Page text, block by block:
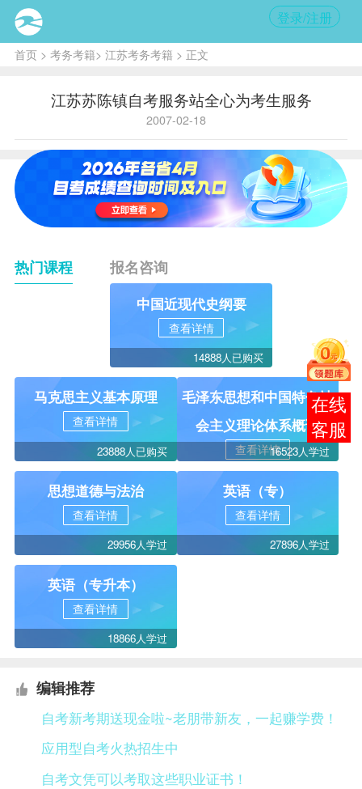
登录/注册
首页> 考务考籍> 江苏考务考籍 > 正文
江苏苏陈镇自考服务站全心为考生服务
2007-02-18
热门课程 报名咨询
中国近现代史纲要
查看详情
14888人已购买
马克思主义基本原理
查看详情
23888人已购买
毛泽东思想和中国特色社
会主义理论体系概论
查看详情16523人学过
思想道德与法治
查看详情
29956人学过
英语（专）
查看详情
27896人学过
英语（专升本）
查看详情
18866人学过
编辑推荐
自考新考期送现金啦~老朋带新友，一起赚学费！
应用型自考火热招生中
自考文凭可以考取这些职业证书！
报考
咨询